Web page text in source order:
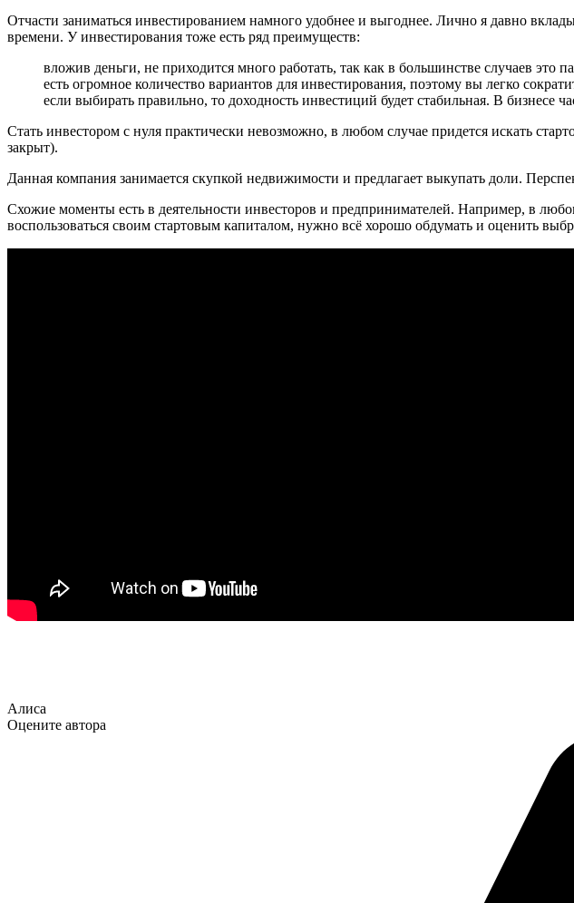
Отчасти заниматься инвестированием намного удобнее и выгоднее. Лично я давно
времени. У инвестирования тоже есть ряд преимуществ:
вложив деньги, не приходится много работать, так как в большинстве случаев это
есть огромное количество вариантов для инвестирования, поэтому вы легко
если выбирать правильно, то доходность инвестиций будет стабильная. В
Стать инвестором с нуля практически невозможно, в любом случае придется искать
закрыт).
Данная компания занимается скупкой недвижимости и предлагает выкупать доли.
Схожие моменты есть в деятельности инвесторов и предпринимателей. Например, в
воспользоваться своим стартовым капиталом, нужно всё хорошо обдумать и оценить
Алиса
Оцените автора